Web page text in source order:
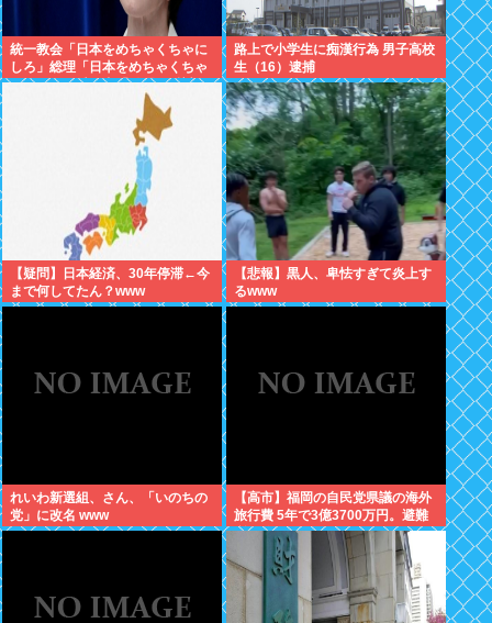
統一教会「日本をめちゃくちゃに
しろ」総理「日本をめちゃくちゃ
にします」愛国者「総理に反対す
るやつは反日！」 これなに？
路上で小学生に痴漢行為 男子高校
生（16）逮捕
【疑問】日本経済、30年停滞←今
まで何してたん？www
【悲報】黒人、卑怯すぎて炎上す
るwww
れいわ新選組、さん、「いのちの
党」に改名 www
【高市】福岡の自民党県議の海外
旅行費 5年で3億3700万円。避難
所で使えるテント 1個2万円。